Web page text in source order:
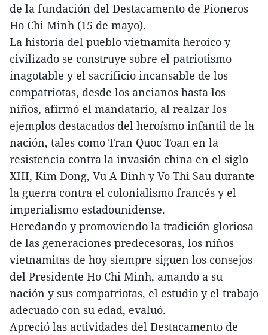
de la fundación del Destacamento de Pioneros
Ho Chi Minh (15 de mayo).
La historia del pueblo vietnamita heroico y
civilizado se construye sobre el patriotismo
inagotable y el sacrificio incansable de los
compatriotas, desde los ancianos hasta los
niños, afirmó el mandatario, al realzar los
ejemplos destacados del heroísmo infantil de la
nación, tales como Tran Quoc Toan en la
resistencia contra la invasión china en el siglo
XIII, Kim Dong, Vu A Dinh y Vo Thi Sau durante
la guerra contra el colonialismo francés y el
imperialismo estadounidense.
Heredando y promoviendo la tradición gloriosa
de las generaciones predecesoras, los niños
vietnamitas de hoy siempre siguen los consejos
del Presidente Ho Chi Minh, amando a su
nación y sus compatriotas, el estudio y el trabajo
adecuado con su edad, evaluó.
Apreció las actividades del Destacamento de